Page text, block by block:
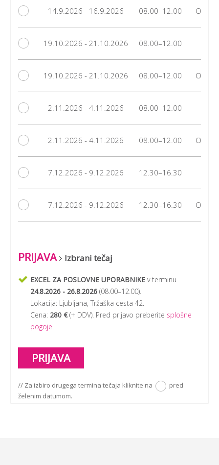
14.9.2026 - 16.9.2026 08.00–12.00 Online
19.10.2026 - 21.10.2026 08.00–12.00
19.10.2026 - 21.10.2026 08.00–12.00 Online
2.11.2026 - 4.11.2026 08.00–12.00
2.11.2026 - 4.11.2026 08.00–12.00 Online
7.12.2026 - 9.12.2026 12.30–16.30
7.12.2026 - 9.12.2026 12.30–16.30 Online
PRIJAVA Izbrani tečaj
EXCEL ZA POSLOVNE UPORABNIKE v terminu
24.8.2026 - 26.8.2026 (08.00–12.00).
Lokacija: Ljubljana, Tržaška cesta 42
Cena: 280 €(+ DDV). Pred prijavo preberite splošne
pogoje
PRIJAVA
// Za izbiro drugega termina tečaja kliknite na
pred
želenim datumom.